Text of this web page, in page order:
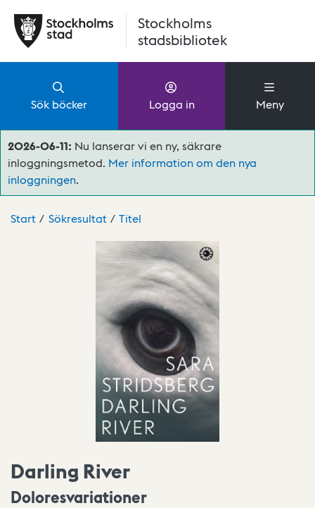
Stockholms
stadsbibliotek
Sök böcker Logga in Meny
2026-06-11: Nu lanserar vi en ny, säkrare
inloggningsmetod. Mer information om den nya
inloggningen.
Start Sökresultat Titel
Darling River
Doloresvariationer